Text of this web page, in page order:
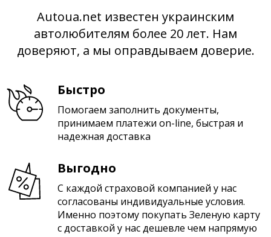
Autoua.net известен украинским
автолюбителям более 20 лет. Нам
доверяют, а мы оправдываем доверие.
Быстро
Помогаем заполнить документы,
принимаем платежи on-line, быстрая и
надежная доставка
Выгодно
С каждой страховой компанией у нас
согласованы индивидуальные условия.
Именно поэтому покупать Зеленую карту
с доставкой у нас дешевле чем напрямую